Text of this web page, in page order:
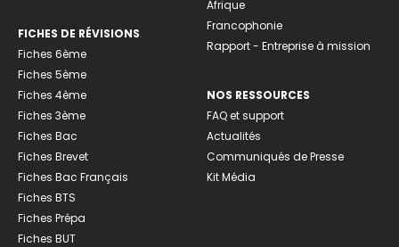
FICHES DE RÉVISIONS
Fiches 6ème
Fiches 5ème
Fiches 4ème
Fiches 3ème
Fiches Bac
Fiches Brevet
Fiches Bac Français
Fiches BTS
Fiches Prépa
Fiches BUT
Afrique
Francophonie
Rapport - Entreprise à mission
NOS RESSOURCES
FAQ et support
Actualités
Communiqués de Presse
Kit Média